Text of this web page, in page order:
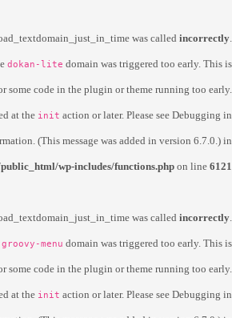
was called incorrectly.
dokan-lite domain was triggered too early. This is
some code in the plugin or theme running too early.
at the init action or later. Please see Debugging in
(This message was added in version 6.7.0.) in
wp-includes/functions.php on line 6121
was called incorrectly.
groovy-menu domain was triggered too early. This is
some code in the plugin or theme running too early.
at the init action or later. Please see Debugging in